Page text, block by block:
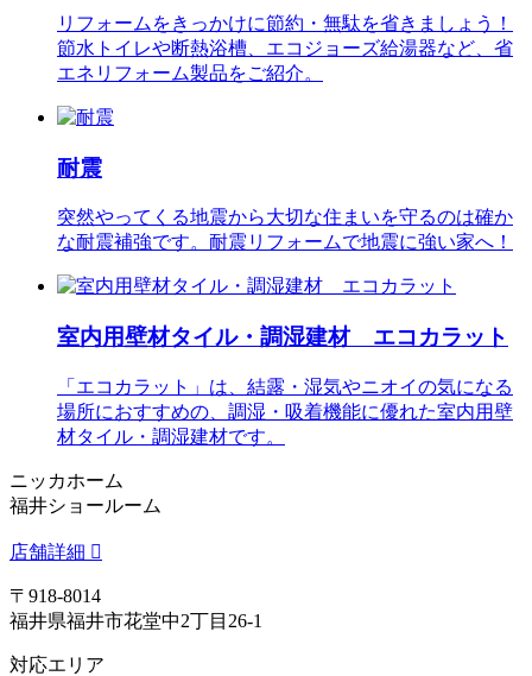
リフォームをきっかけに節約・無駄を省きましょう！
節水トイレや断熱浴槽、エコジョーズ給湯器など、省
エネリフォーム製品をご紹介。
耐震
突然やってくる地震から大切な住まいを守るのは確か
な耐震補強です。耐震リフォームで地震に強い家へ！
室内用壁材タイル・調湿建材 エコカラット
「エコカラット」は、結露・湿気やニオイの気になる
場所におすすめの、調湿・吸着機能に優れた室内用壁
材タイル・調湿建材です。
ニッカホーム
福井ショールーム
店舗詳細
〒918-8014
福井県福井市花堂中2丁目26-1
対応エリア